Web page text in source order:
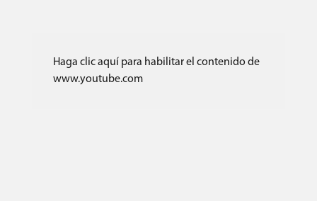
Haga clic aquí para habilitar el contenido de
www.youtube.com